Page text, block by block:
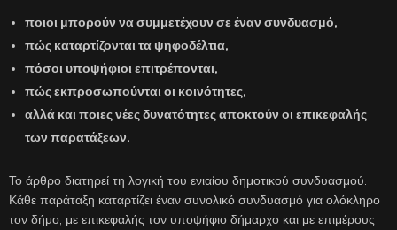
ποιοι μπορούν να συμμετέχουν σε έναν συνδυασμό,
πώς καταρτίζονται τα ψηφοδέλτια,
πόσοι υποψήφιοι επιτρέπονται,
πώς εκπροσωπούνται οι κοινότητες,
αλλά και ποιες νέες δυνατότητες αποκτούν οι επικεφαλής
των παρατάξεων.
Το άρθρο διατηρεί τη λογική του ενιαίου δημοτικού συνδυασμού.
Κάθε παράταξη καταρτίζει έναν συνολικό συνδυασμό για ολόκληρο
τον δήμο, με επικεφαλής τον υποψήφιο δήμαρχο και με επιμέρους